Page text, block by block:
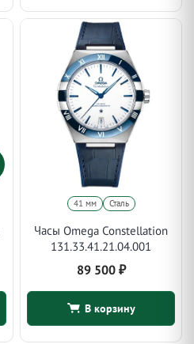
41 мм Сталь
Часы Omega Constellation
131.33.41.21.04.001
89 500 ₽
В корзину